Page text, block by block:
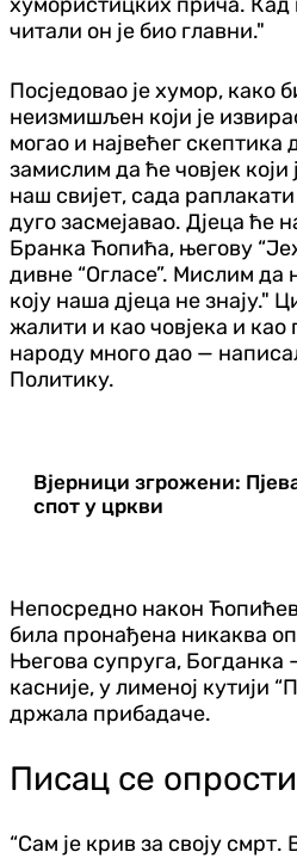
читали он је био главни."
Посједовао је хумор, како
неизмишљен који је
могао и највећег скептика
замислим да ће човјек који
наш свијет, сада раплакати
дуго засмејавао. Дјеца ће
Бранка Ћопића, његову
дивне “Огласе”. Мислим да
коју наша дјеца не знају."
жалити и као човјека и као
народу много дао —
Политику.
Вјерници згрожени:
спот у цркви
Непосредно након
била пронађена никаква
Његова супруга, Богданка
касније, у лименој кутији
држала прибадаче.
Писац се
“Сам је крив за своју смрт.